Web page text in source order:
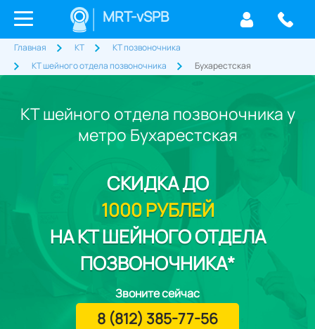
MRT-vSPB
Главная КТ
КТ позвоночника
КТ шейного отдела позвоночника
Бухарестская
КТ шейного отдела позвоночника у
метро Бухарестская
СКИДКАДО
1000 РУБЛЕЙ
НА КТ ШЕЙНОГО ОТДЕЛА
ПОЗВОНОЧНИКА*
Звоните сейчас
8 (812) 385-77-56